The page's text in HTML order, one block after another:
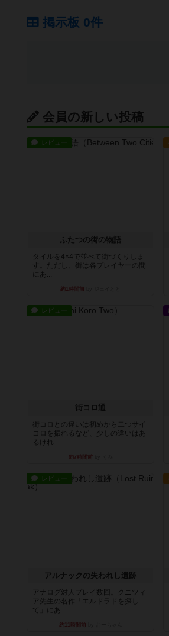
掲示板 0件
会員の新しい投稿
レビュー
ふたつの街の物語
タイルを4×4で並べて街づくりしま
す。ただし、街は各プレイヤーの間
にあ...
約1時間前
レビュー
街コロ通
街コロとの違いは初めから二つサイ
コロを振れるなど、少しの違いはあ
るけれ...
約7時間前
レビュー
アルナックの失われし遺跡
アナログ対人プレイ数回。クニツィ
ア先生の名作「エルドラドを探し
て」にあ...
約11時間前